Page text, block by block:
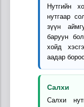
Нутгийн
нутгаар
зүүн
баруун
хойд
аадар
Салхи
Салхи